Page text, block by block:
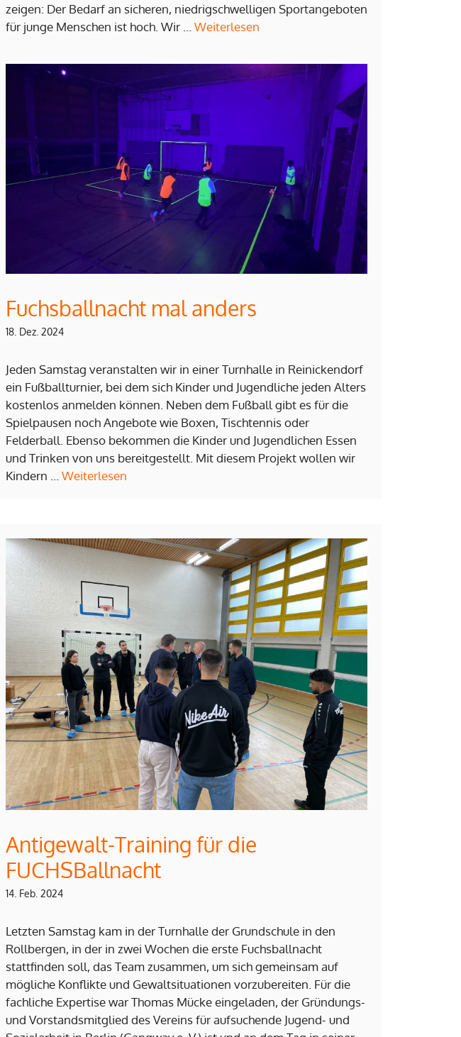
zeigen: Der Bedarf an sicheren, niedrigschwelligen Sportangeboten
für junge Menschen ist hoch. Wir … Weiterlesen
Fuchsballnacht mal anders
18. Dez. 2024
Jeden Samstag veranstalten wir in einer Turnhalle in Reinickendorf
ein Fußballturnier, bei dem sich Kinder und Jugendliche jeden Alters
kostenlos anmelden können. Neben dem Fußball gibt es für die
Spielpausen noch Angebote wie Boxen, Tischtennis oder
Felderball. Ebenso bekommen die Kinder und Jugendlichen Essen
und Trinken von uns bereitgestellt. Mit diesem Projekt wollen wir
Kindern …Weiterlesen
Antigewalt-Training für die
FUCHSBallnacht
14. Feb. 2024
Letzten Samstag kam in der Turnhalle der Grundschule in den
Rollbergen, in der in zwei Wochen die erste Fuchsballnacht
stattfinden soll, das Team zusammen, um sich gemeinsam auf
mögliche Konflikte und Gewaltsituationen vorzubereiten. Für die
fachliche Expertise war Thomas Mücke eingeladen, der Gründungs-
und Vorstandsmitglied des Vereins für aufsuchende Jugend- und